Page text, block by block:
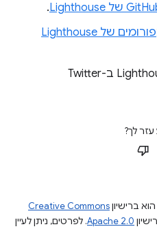
.
פורומים של Lighthouse
לך?
ברישיוןCreative Commons
Apache 2.0. לפרטים, ניתן לעיין